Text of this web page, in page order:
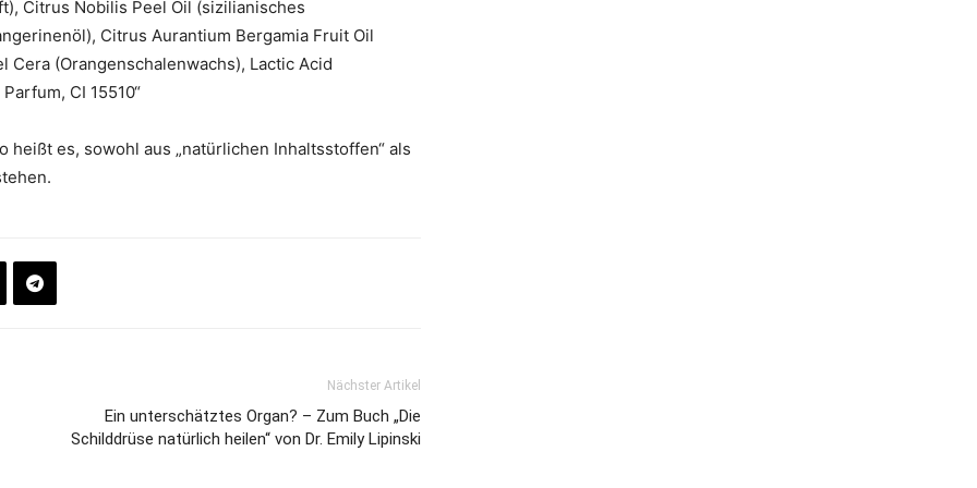
Citrus Nobilis Peel Oil (sizilianisches
Citrus Aurantium Bergamia Fruit Oil
(Orangenschalenwachs), Lactic Acid
CI 15510“
es, sowohl aus „natürlichen Inhaltsstoffen“ als
Nächster Artikel
Ein unterschätztes Organ? – Zum Buch „Die
Schilddrüse natürlich heilen“ von Dr. Emily Lipinski